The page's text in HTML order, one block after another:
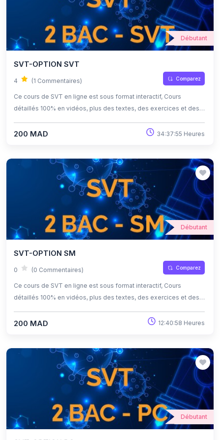
Débutant
SVT-OPTION SVT
4 (1 Commentaires) Comparez
Ce cours de SVT en ligne est sous format interactif, Cours
détaillés 100% en vidéos, plus des textes, des exercices et des
d'apprendre à son propre rythme grâce à l'auto-apprentissage et
200 MAD 34:37:55 Heures
Débutant
SVT-OPTION SM
0 (0 Commentaires) Comparez
Ce cours de SVT en ligne est sous format interactif, Cours
détaillés 100% en vidéos, plus des textes, des exercices et des
d'apprendre à son propre rythme grâce à l'auto-apprentissage et
200 MAD 12:40:58 Heures
Débutant